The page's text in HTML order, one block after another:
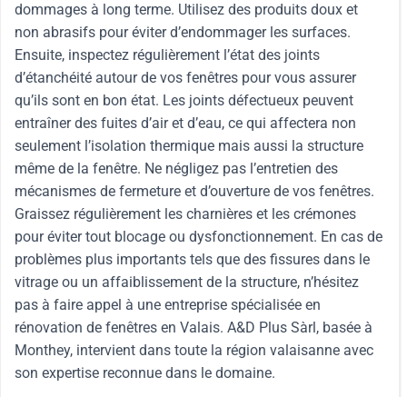
dommages à long terme. Utilisez des produits doux et
non abrasifs pour éviter d’endommager les surfaces.
Ensuite, inspectez régulièrement l’état des joints
d’étanchéité autour de vos fenêtres pour vous assurer
qu’ils sont en bon état. Les joints défectueux peuvent
entraîner des fuites d’air et d’eau, ce qui affectera non
seulement l’isolation thermique mais aussi la structure
même de la fenêtre. Ne négligez pas l’entretien des
mécanismes de fermeture et d’ouverture de vos fenêtres.
Graissez régulièrement les charnières et les crémones
pour éviter tout blocage ou dysfonctionnement. En cas de
problèmes plus importants tels que des fissures dans le
vitrage ou un affaiblissement de la structure, n’hésitez
pas à faire appel à une entreprise spécialisée en
rénovation de fenêtres en Valais. A&D Plus Sàrl, basée à
Monthey, intervient dans toute la région valaisanne avec
son expertise reconnue dans le domaine.